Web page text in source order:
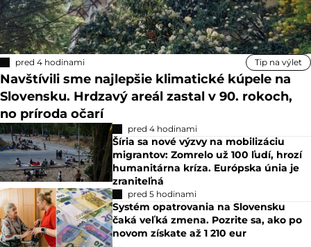
pred 4 hodinami Tip na výlet
Navštívili sme najlepšie klimatické kúpele na
Slovensku. Hrdzavý areál zastal v 90. rokoch,
no príroda očarí
pred 4 hodinami
Šíria sa nové výzvy na mobilizáciu
migrantov: Zomrelo už 100 ľudí, hrozí
humanitárna kríza. Európska únia je
zraniteľná
pred 5 hodinami
Systém opatrovania na Slovensku
čaká veľká zmena. Pozrite sa, ako po
novom získate až 1 210 eur